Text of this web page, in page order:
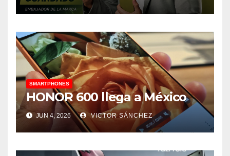
del fútbol de Latinoamérica
SMARTPHONES
HONOR 600 llega a México
JUN 4, 2026 VICTOR SÁNCHEZ